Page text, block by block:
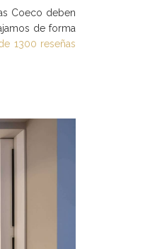
Coeco deben
de forma
1300 reseñas